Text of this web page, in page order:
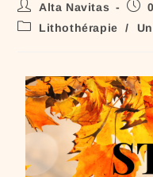
Alta Navitas
Lithothérapie
/